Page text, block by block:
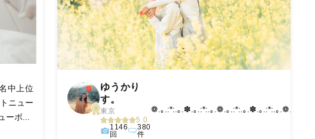
中上位
ニュー
ーボ...
ゆうかり
す。
東京
5.0
1146
回
380
件
❁.｡.:*:.｡.✽.｡.:*:.｡.❁.｡.:*:.｡.✽.｡.:*:.｡.❁.｡.❁.｡...